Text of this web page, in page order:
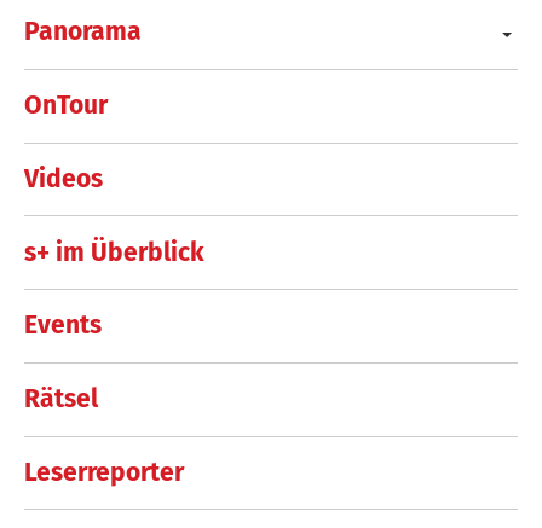
Panorama
OnTour
Videos
s+ im Überblick
Events
Rätsel
Leserreporter